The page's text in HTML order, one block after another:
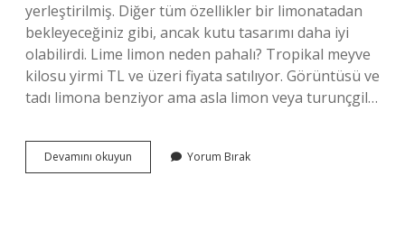
yerleştirilmiş. Diğer tüm özellikler bir limonatadan
bekleyeceğiniz gibi, ancak kutu tasarımı daha iyi
olabilirdi. Lime limon neden pahalı? Tropikal meyve
kilosu yirmi TL ve üzeri fiyata satılıyor. Görüntüsü ve
tadı limona benziyor ama asla limon veya turunçgil…
Devamını okuyun
Limon
Yorum Bırak